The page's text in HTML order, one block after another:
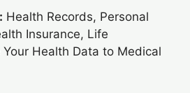
Health Records, Personal
Insurance, Life
Health Data to Medical